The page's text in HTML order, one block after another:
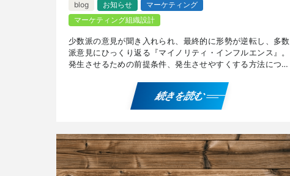
blog お知らせ
マーケティング
マーケティング組織設計
少数派の意見が聞き入れられ、最終的に形勢が逆転し、多数
派意見にひっくり返る『マイノリティ・インフルエンス』。
発生させるための前提条件、発生させやすくする方法につい
続きを読む